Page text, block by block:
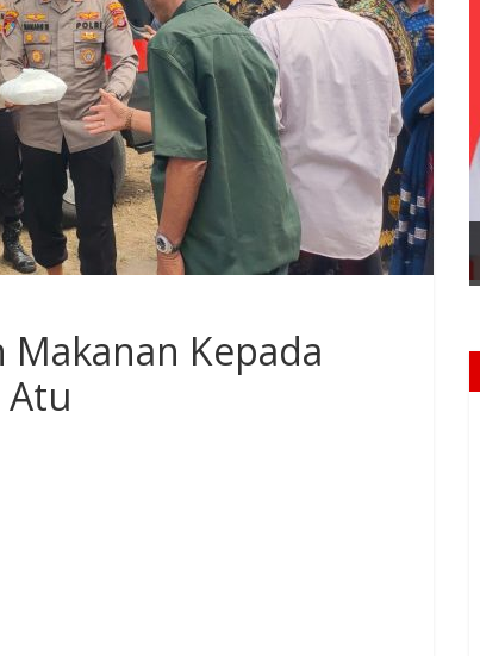
Makanan Kepada
Atu